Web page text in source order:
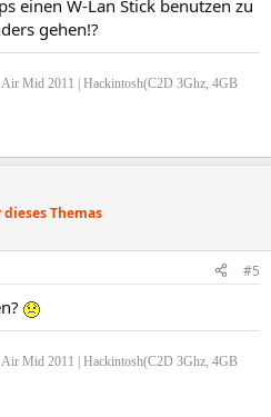
einen W-Lan Stick benutzen zu
gehen!?
Mid 2011 | Hackintosh(C2D 3Ghz, 4GB
Themas
#5
Mid 2011 | Hackintosh(C2D 3Ghz, 4GB